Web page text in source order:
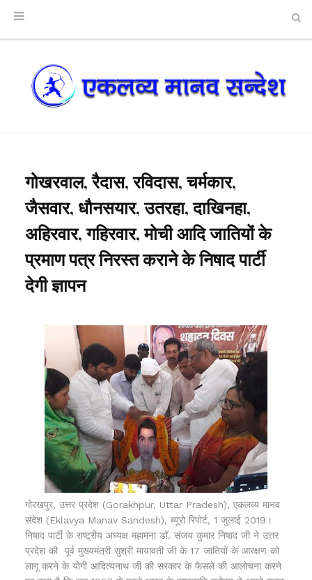
गोखरवाल, रैदास, रविदास, चर्मकार,
जैसवार, धौनसयार, उतरहा, दाखिनहा,
अहिरवार, गहिरवार, मोची आदि जातियों के
प्रमाण पत्र निरस्त कराने के निषाद पार्टी
देगी ज्ञापन
गोरखपुर, उत्तर प्रदेश (Gorakhpur, Uttar Pradesh), एकलव्य मानव
संदेश (Eklavya Manav Sandesh), ब्यूरो रिपोर्ट, 1 जुलाई 2019।
निषाद पार्टी के राष्ट्रीय अध्यक्ष महामना डॉ. संजय कुमार निषाद जी ने उत्तर
प्रदेश की पूर्व मुख्यमंत्री सुश्री मायावती जी के 17 जातियों के आरक्षण को
लागू करने के योगी आदित्यनाथ जी की सरकार के फैसले की आलोचना करने